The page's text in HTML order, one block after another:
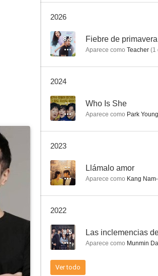
2026
8.5 Fiebre de primavera
Aparece como Teacher (1
2024
-- Who Is She
Aparece como Park
2023
-- Llámalo amor
Aparece como Kang
2022
8.5 Las inclemencias
Aparece como Munmin
Ver todo